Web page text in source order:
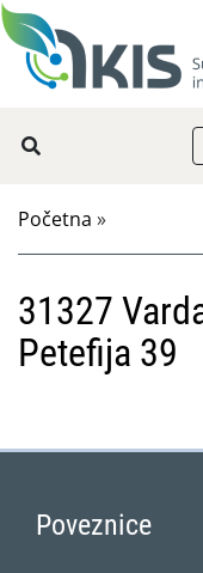
Početna »
31327
Petefija 39
Poveznice